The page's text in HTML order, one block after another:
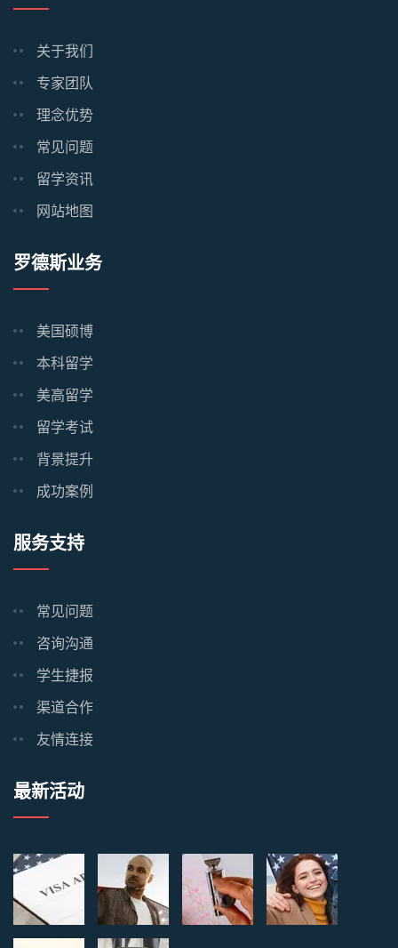
关于我们
专家团队
理念优势
常见问题
留学资讯
网站地图
罗德斯业务
美国硕博
本科留学
美高留学
留学考试
背景提升
成功案例
服务支持
常见问题
咨询沟通
学生捷报
渠道合作
友情连接
最新活动